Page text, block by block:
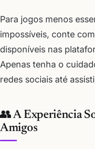
Para jogos menos
impossíveis, conte
disponíveis nas
Apenas tenha o
redes sociais até
👥 A Experiência
Amigos